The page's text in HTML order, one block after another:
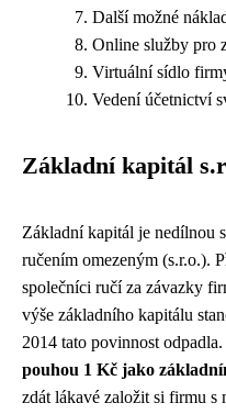
Další možné
Online služby pro
Virtuální sídlo
Vedení účetnictví
Základní kapitál
Základní kapitál je nedílnou
ručením omezeným (s.r.o.).
společníci ručí za závazky
výše základního kapitálu
2014 tato povinnost odpadla.
pouhou 1 Kč jako
zdát lákavé založit si firmu